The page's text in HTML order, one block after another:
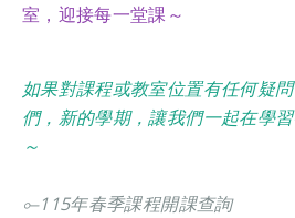
室，迎接每一堂課～
如果對課程或教室位置有任何疑
們，新的學期，讓我們一起在學
～
⟜115年春季課程開課查詢